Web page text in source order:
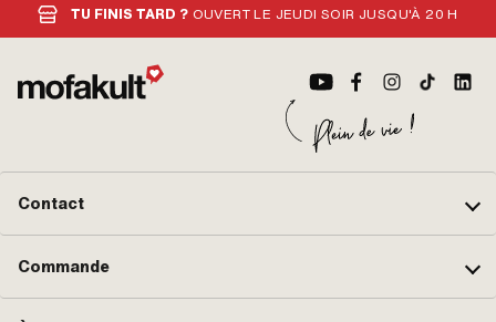
TU FINIS TARD ? OUVERT LE JEUDI SOIR JUSQU'À 20 H
Contact
Commande